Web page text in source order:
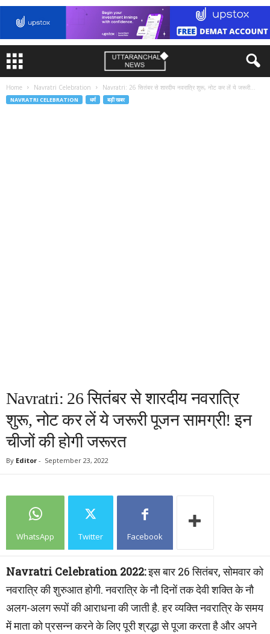
Home Navratri Celebration Navratri: 26 सितंबर से शारदीय नवरात्रि शुरू, नोट कर लें ये जरूरी...
NAVRATRI CELEBRATION धर्म बड़ी खबर
Navratri: 26 सितंबर से शारदीय नवरात्रि
शुरू, नोट कर लें ये जरूरी पूजन सामग्री! इन
चीजों की होगी जरूरत
By Editor - September 23, 2022
WhatsApp Twitter Facebook
Navratri Celebration 2022:इस बार 26 सितंबर, सोमवार को
नवरात्रि की शुरुआत होगी. नवरात्रि के नौ दिनों तक देवी शक्ति के नौ
अलग-अलग रूपों की आराधना की जाती है. हर व्यक्ति नवरात्रि के समय
में माता को प्रसन्न करने के लिए पूरी श्रद्धा से पूजा करता है और अपने